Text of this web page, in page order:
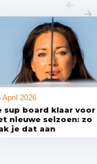
April 2026
sup board klaar voor
nieuwe seizoen: zo
je dat aan